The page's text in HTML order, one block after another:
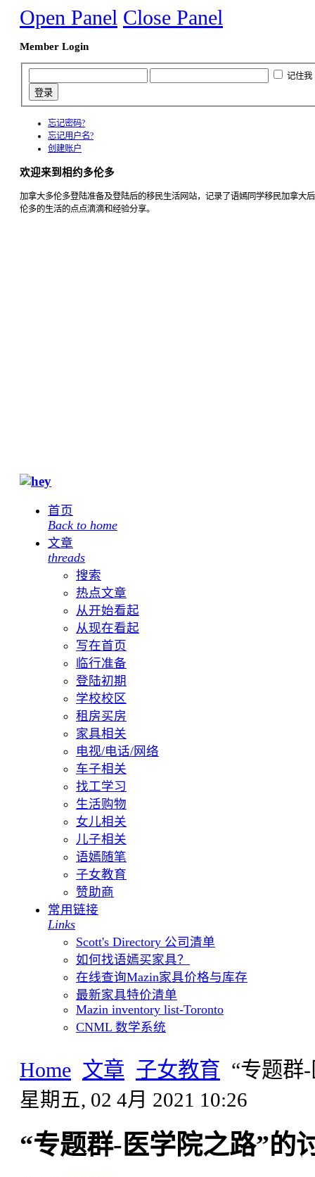
Open Panel Close Panel
Member Login
记住我
忘记密码?
忘记用户名?
创建账户
欢迎来到相约多伦多
加拿大多伦多登陆准备及登陆后的移民生活网站，记录了语嫣同学移民加拿大
伦多的生活的点点滴滴和经验分享。
首页
Back to home
文章
threads
搜索
热点文章
从开始看起
从现在看起
写在首页
临行准备
登陆初期
学校校区
租房买房
家具相关
电视/电话/网络
车子相关
找工学习
生活购物
女儿相关
儿子相关
语嫣随笔
子女教育
赞助商
常用链接
Links
Scott's Directory 公司清单
如何找语嫣买家具？
在线查询Mazin家具价格与库存
最新家具特价清单
Mazin inventory list-Toronto
CNML 数学系统
Home 文章 子女教育 “专题群
星期五, 02 4月 2021 10:26
“专题群-医学院之路”的